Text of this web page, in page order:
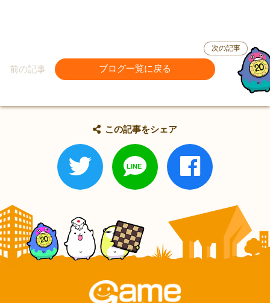
前の記事 ブログ一覧に戻る
次の記事
この記事をシェア